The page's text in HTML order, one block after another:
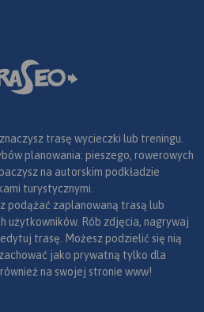
trasę wycieczki lub treningu.
planowania: pieszego, rowerowych
na autorskim podkładzie
turystycznymi.
podążać zaplanowaną trasą lub
użytkowników. Rób zdjęcia, nagrywaj
trasę. Możesz podzielić się nią
jako prywatną tylko dla
na swojej stronie www!